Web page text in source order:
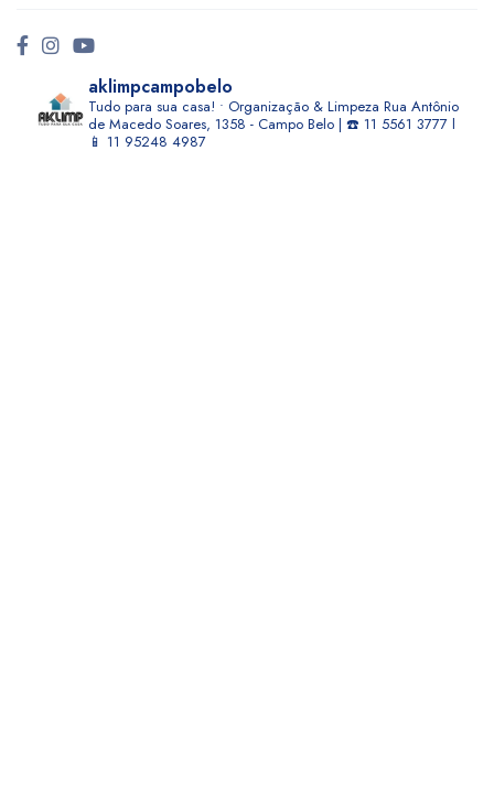
aklimpcampobelo
Tudo para sua casa! • Organização & Limpeza Rua Antônio
de Macedo Soares, 1358 - Campo Belo | ☎️ 11 5561 3777 l
📱 11 95248 4987